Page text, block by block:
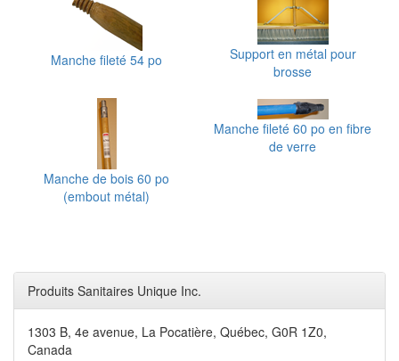
Manche fileté 54 po
Support en métal pour
brosse
Manche de bois 60 po
(embout métal)
Manche fileté 60 po en fibre
de verre
Produits Sanitaires Unique Inc.
1303 B, 4e avenue, La Pocatière, Québec, G0R 1Z0,
Canada